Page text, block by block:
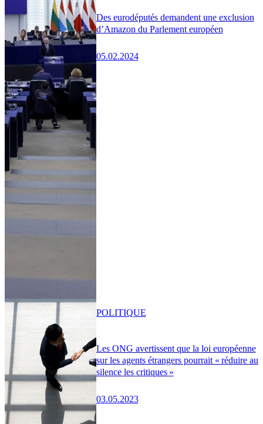
Des eurodéputés demandent une exclusion
d’Amazon du Parlement européen
05.02.2024
Les ONG avertissent que la loi européenne
sur les agents étrangers pourrait « réduire au
silence les critiques »
03.05.2023
POLITIQUE